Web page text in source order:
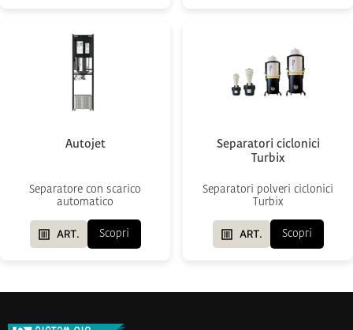
Autojet
Separatore con scarico
automatico
ART. Scopri
Separatori ciclonici
Turbix
Separatori polveri ciclonici
Turbix
ART. Scopri